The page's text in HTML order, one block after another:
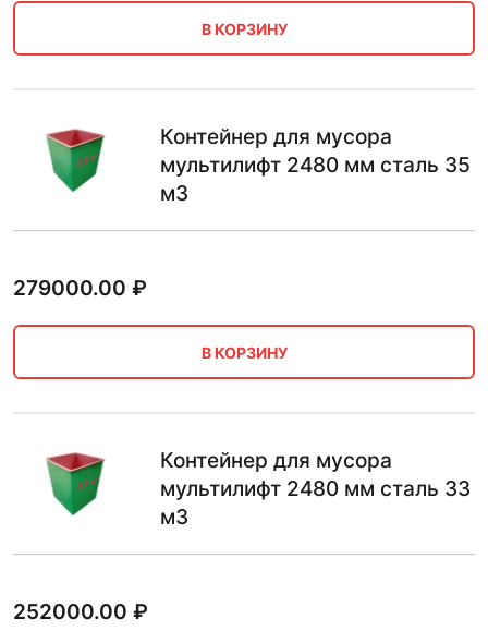
В КОРЗИНУ
Контейнер для мусора
мультилифт 2480 мм сталь 35
м3
279000.00 ₽
В КОРЗИНУ
Контейнер для мусора
мультилифт 2480 мм сталь 33
м3
252000.00 ₽